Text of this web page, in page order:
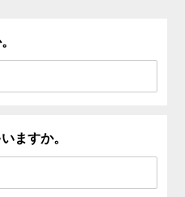
ますか。